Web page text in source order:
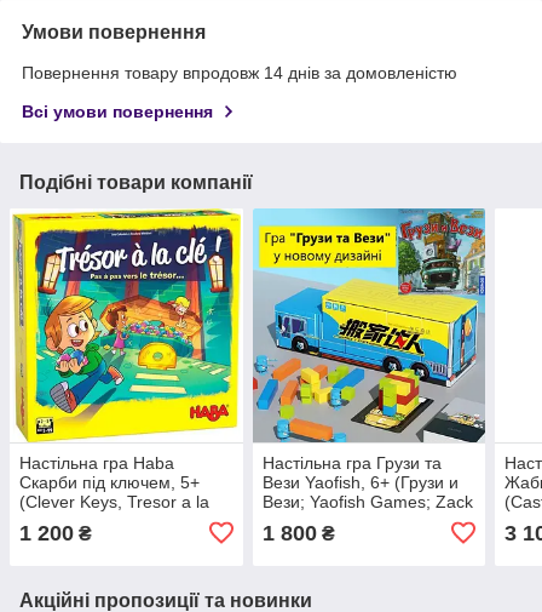
Умови повернення
Повернення товару впродовж 14 днів за домовленістю
Всі умови повернення
Подібні товари компанії
Настільна гра Haba
Скарби під ключем, 5+
(Clever Keys, Tresor a la
1 200 ₴
Настільна гра Грузи та
Вези Yaofish, 6+ (Грузи и
Вези; Yaofish Games; Zack
& Pack; Pack & Stack, 搬家
达人 Gameland 游戏大陆)
1 800₴ 3
Акційні пропозиції та новинки